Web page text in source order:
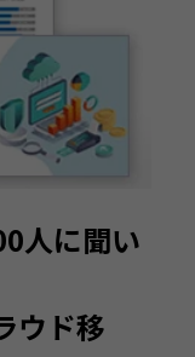
人に聞い
ウド移